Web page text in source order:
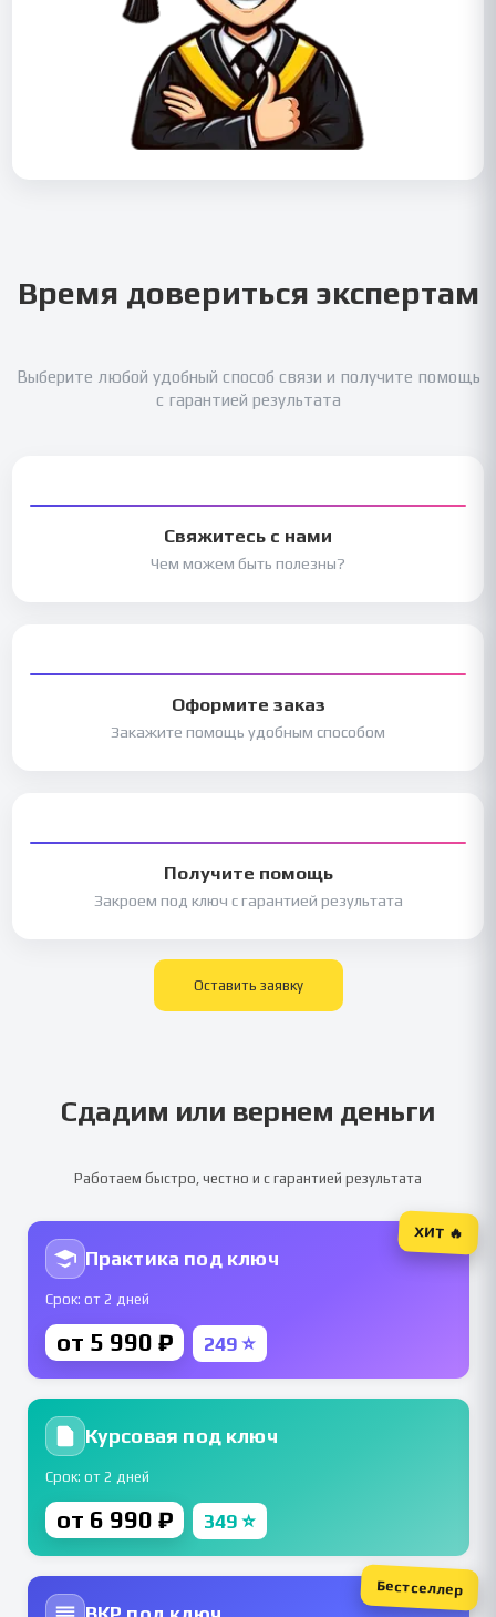
Время довериться экспертам
Выберите любой удобный способ связи и получите помощь
с гарантией результата
Свяжитесь с нами
Чем можем быть полезны?
Оформите заказ
Закажите помощь удобным способом
Получите помощь
Закроем под ключ с гарантией результата
Оставить заявку
Сдадим или вернем деньги
Работаем быстро, честно и с гарантией результата
Практика под ключ
Срок: от 2 дней
от 5 990 ₽ 249 ⭐
ХИТ 🔥
Курсовая под ключ
Срок: от 2 дней
от 6 990 ₽ 349 ⭐
Бестселлер